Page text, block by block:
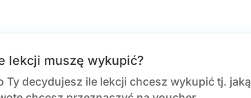
lekcji muszę wykupić?
Ty decydujesz ile lekcji chcesz wykupić tj. jaką